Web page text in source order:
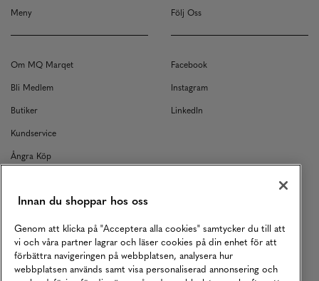
Meny
Om MQ Marqet
Bli Medlem
Butiker
Kundservice
Ångra Köp
Returer
Köpvillkor
Karriär
Vårt Ansvar
Följ Oss
Facebook
Instagram
LinkedIn
Innan du shoppar hos oss
Genom att klicka på "Acceptera alla cookies" samtycker du till att
vi och våra partner lagrar och läser cookies på din enhet för att
förbättra navigeringen på webbplatsen, analysera hur
webbplatsen används samt visa personaliserad annonsering och